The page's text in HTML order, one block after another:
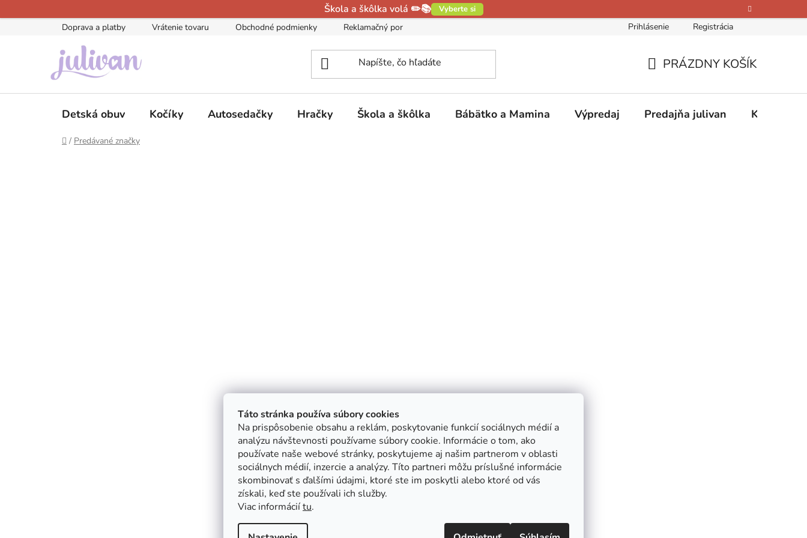
Táto stránka používa súbory cookies
Na prispôsobenie obsahu a reklám, poskytovanie funkcií sociálnych médií a
analýzu návštevnosti používame súbory cookie. Informácie o tom, ako
používate naše webové stránky, poskytujeme aj našim partnerom v oblasti
sociálnych médií, inzercie a analýzy. Títo partneri môžu príslušné informácie
skombinovať s ďalšími údajmi, ktoré ste im poskytli alebo ktoré od vás
získali, keď ste používali ich služby.
Viac informáciítu.
na
Škola a škôlka volá ✏️📚 Vyberte si
Doprava a platby Vrátenie tovaru Obchodné podmienky Reklamačný poriadok Kontakty O nás Hodnotenie obchodu
Prihlásenie Registrácia
KOŠÍK
PRÁZDNY KOŠÍK
Detská obuv Kočíky Autosedačky Hračky Škola a škôlka Bábätko a Mamina Výpredaj Predajňa julivan Kontakty
Domov
/ Predávané značky